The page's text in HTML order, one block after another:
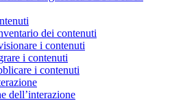
dei contenuti
i contenuti
i contenuti
i contenuti
dell’interazione